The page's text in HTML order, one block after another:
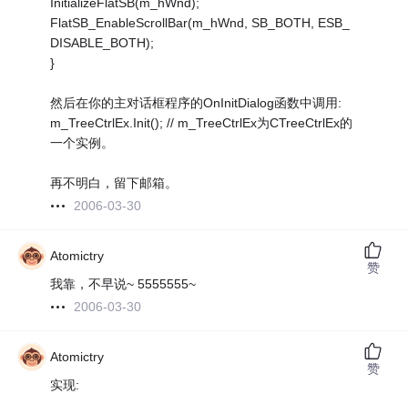
InitializeFlatSB(m_hWnd);
FlatSB_EnableScrollBar(m_hWnd, SB_BOTH, ESB_
DISABLE_BOTH);
}
然后在你的主对话框程序的OnInitDialog函数中调用:
m_TreeCtrlEx.Init(); // m_TreeCtrlEx为CTreeCtrlEx的
一个实例。
再不明白，留下邮箱。
2006-03-30
Atomictry
我靠，不早说~ 5555555~
2006-03-30
赞
Atomictry
实现:
赞